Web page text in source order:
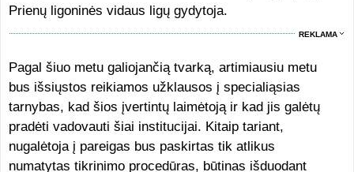
Prienų ligoninės vidaus ligų gydytoja.
REKLAMA
Pagal šiuo metu galiojančią tvarką, artimiausiu metu
bus išsiųstos reikiamos užklausos į specialiąsias
tarnybas, kad šios įvertintų laimėtoją ir kad jis galėtų
pradėti vadovauti šiai institucijai. Kitaip tariant,
nugalėtoja į pareigas bus paskirtas tik atlikus
numatytas tikrinimo procedūras, būtinas išduodant